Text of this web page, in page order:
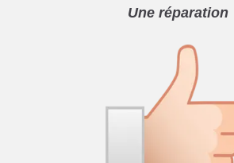
Une réparation